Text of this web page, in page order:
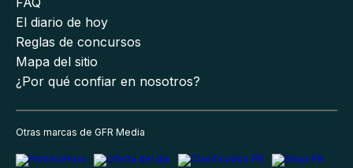
El diario de hoy
Reglas de concursos
Mapa del sitio
¿Por qué confiar en nosotros?
Otras marcas de GFR Media